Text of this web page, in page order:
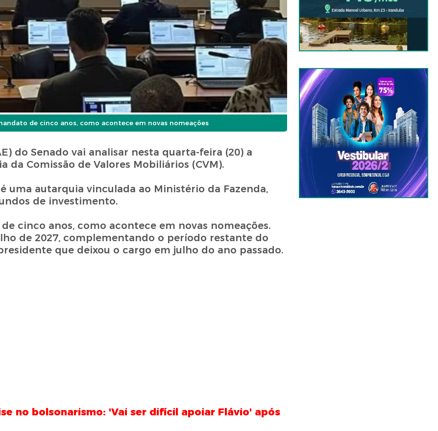
de cinco anos, como acontece em novas nomeações
do Senado vai analisar nesta quarta-feira (20) a
Comissão de Valores Mobiliários (CVM).
uma autarquia vinculada ao Ministério da Fazenda,
de investimento.
cinco anos, como acontece em novas nomeações.
de 2027, complementando o período restante do
que deixou o cargo em julho do ano passado.
no bolsonarismo: 'Vai ser difícil apoiar Flávio' após